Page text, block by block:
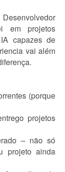
em projetos
capazes de
vai além
(porque
projetos
– não só
projeto ainda